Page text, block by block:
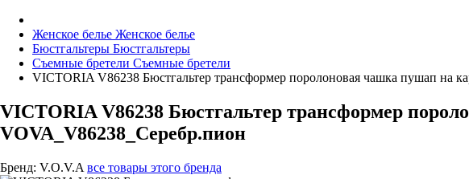
Женское белье Женское белье
Бюстгальтеры Бюстгальтеры
Съемные бретели Съемные бретели
VICTORIA V86238 Бюстгальтер трансформер поролоновая чашка пушап на
VICTORIA V86238 Бюстгальтер трансформер
VOVA_V86238_Серебр.пион
Бренд: V.O.V.A все товары этого бренда